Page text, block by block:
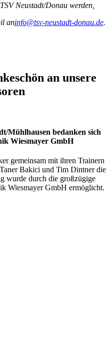
Neustadt/Donau werden,
aninfo@tsv-neustadt-donau.de.
an unsere
Mühlhausen bedanken sich
Wiesmayer GmbH
gemeinsam mit ihren Trainern
Bakici und Tim Dintner die
wurde durch die großzügige
Wiesmayer GmbH ermöglicht.